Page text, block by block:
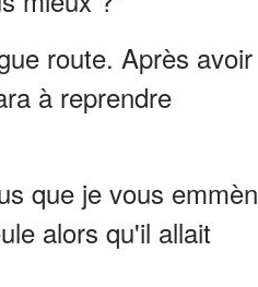
route. Après avoir
à reprendre
que je vous
alors qu'il allait